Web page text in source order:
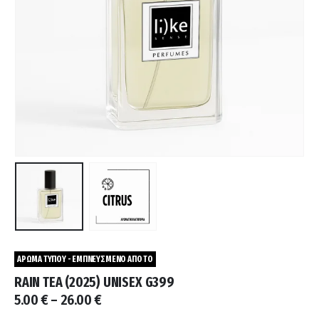
ΑΡΩΜΑ ΤΥΠΟΥ - ΕΜΠΝΕΥΣΜΕΝΟ ΑΠΟ ΤΟ
RAIN TEA (2025) UNISEX G399
5.00€– 26.00€Price